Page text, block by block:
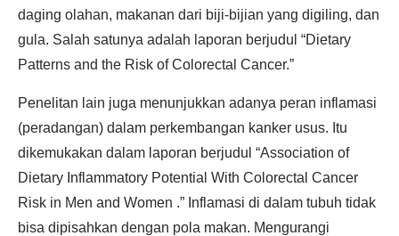
daging olahan, makanan dari biji-bijian yang digiling, dan
gula. Salah satunya adalah laporan berjudul “Dietary
Patterns and the Risk of Colorectal Cancer.”
Penelitan lain juga menunjukkan adanya peran inflamasi
(peradangan) dalam perkembangan kanker usus. Itu
dikemukakan dalam laporan berjudul “Association of
Dietary Inflammatory Potential With Colorectal Cancer
Risk in Men and Women .” Inflamasi di dalam tubuh tidak
bisa dipisahkan dengan pola makan. Mengurangi